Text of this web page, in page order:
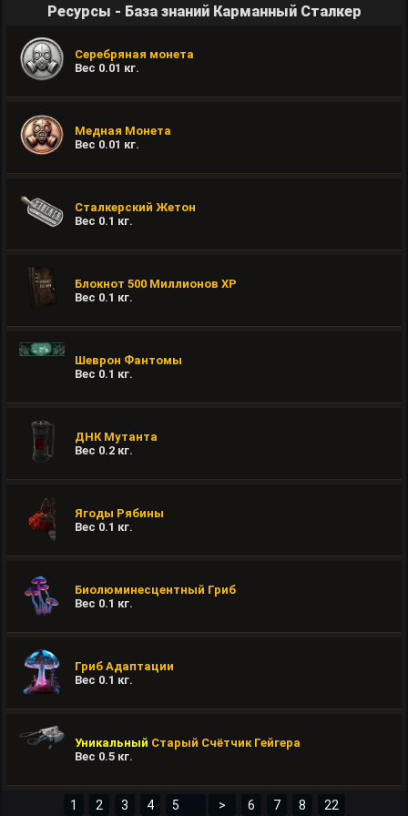
Ресурсы - База знаний Карманный Сталкер
Серебряная монета
Вес 0.01 кг.
Медная Монета
Вес 0.01 кг.
Сталкерский Жетон
Вес 0.1 кг.
Блокнот 500 Миллионов ХР
Вес 0.1 кг.
Шеврон Фантомы
Вес 0.1 кг.
ДНК Мутанта
Вес 0.2 кг.
Ягоды Рябины
Вес 0.1 кг.
Биолюминесцентный Гриб
Вес 0.1 кг.
Гриб Адаптации
Вес 0.1 кг.
Уникальный Старый Счётчик Гейгера
Вес 0.5 кг.
1 2 3 4 > 6 7 8 22